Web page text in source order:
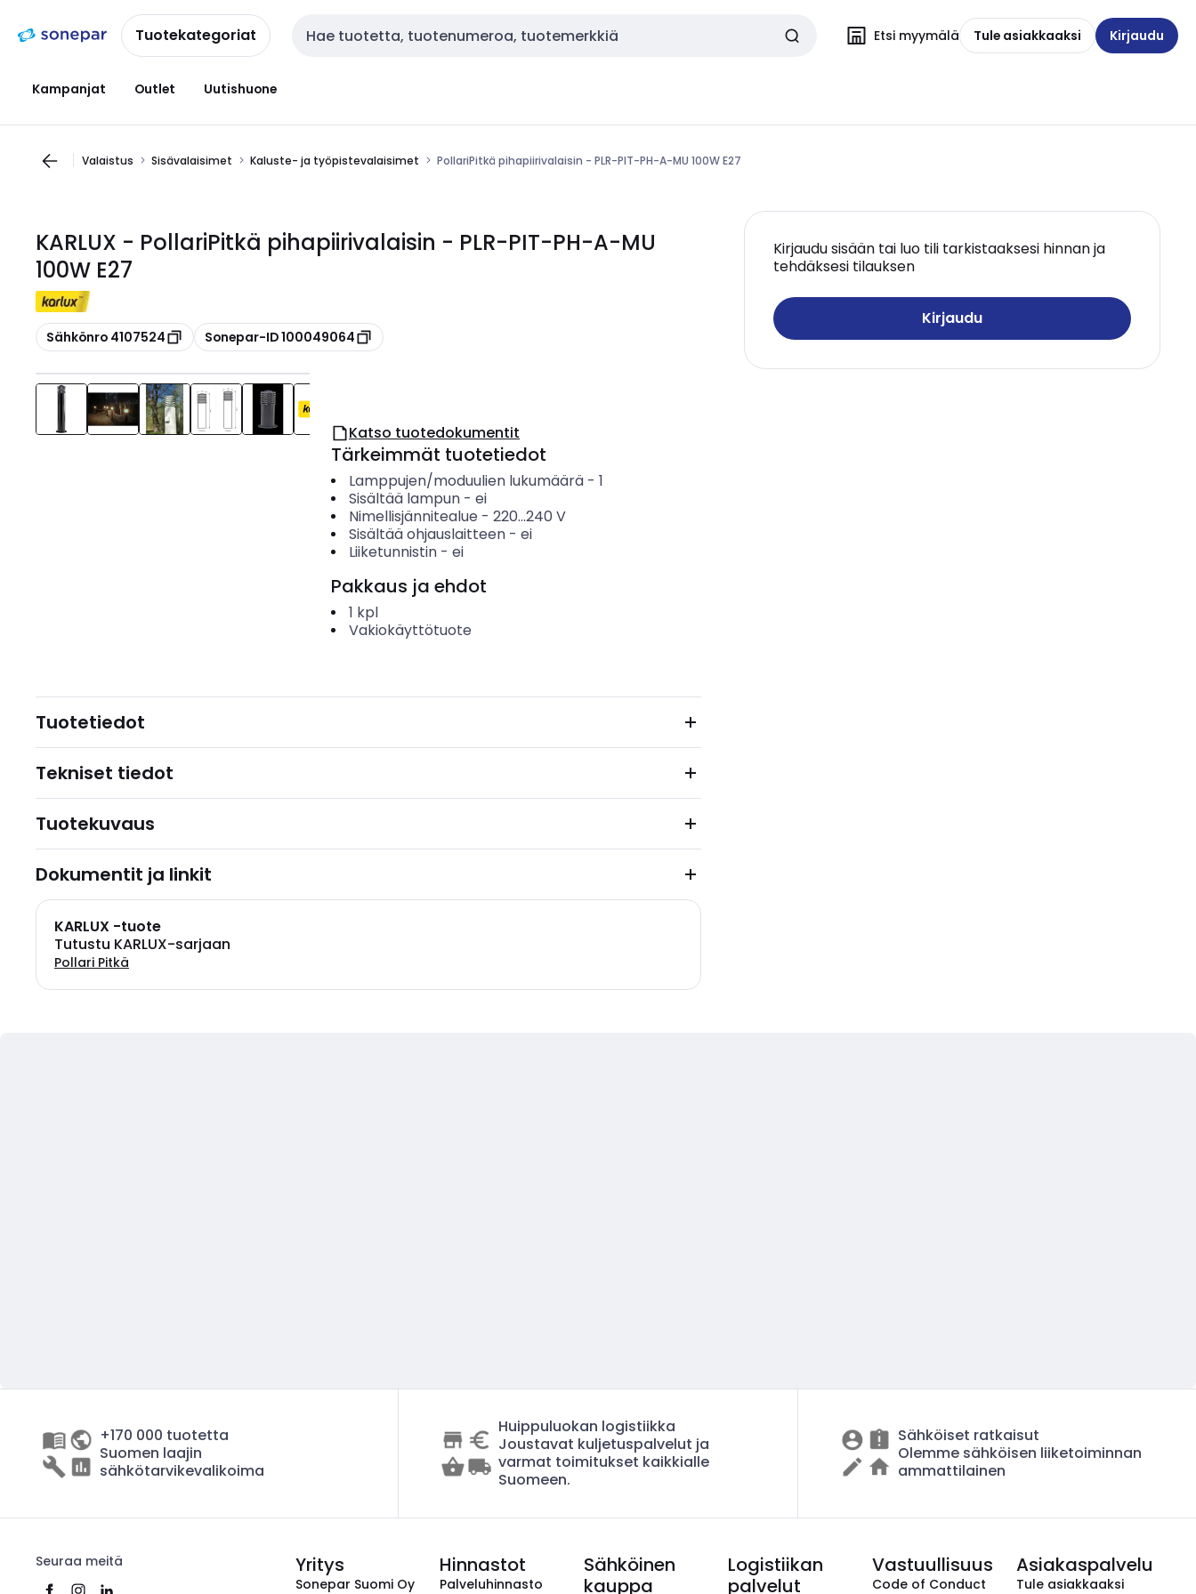
navigointiinsisältöönTuotekategoriat Haku Etsi myymälä Tule asiakkaaksi Kirjaudu
Kampanjat Outlet Uutishuone
Valaistus Sisävalaisimet Kaluste- ja työpistevalaisimet PollariPitkä pihapiirivalaisin - PLR-PIT-PH-A-MU 100W E27
KARLUX - PollariPitkä pihapiirivalaisin - PLR-PIT-PH-A-MU
100W E27
Kopioi
Sähkönro 4107524 Kopioi
Sonepar-ID 100049064
Kirjaudu sisään tai luo tili tarkistaaksesi hinnan ja
tehdäksesi tilauksen
Kirjaudu
Katso tuotedokumentit
Tärkeimmät tuotetiedot
Lamppujen/moduulien lukumäärä- 1
Sisältää lampun- ei
Nimellisjännitealue - 220...240 V
Sisältää ohjauslaitteen- ei
Liiketunnistin- ei
Pakkaus ja ehdot
1 kpl
Vakiokäyttötuote
Tuotetiedot
Tekniset tiedot
Tuotekuvaus
Dokumentit ja linkit
KARLUX -tuote
Tutustu KARLUX-sarjaan
Pollari Pitkä
+170 000 tuotetta
Suomen laajin
sähkötarvikevalikoima
Huippuluokan logistiikka
Joustavat kuljetuspalvelut ja
varmat toimitukset kaikkialle
Suomeen.
Sähköiset ratkaisut
Olemme sähköisen liiketoiminnan
ammattilainen
Seuraa meitä Yritys
Sonepar Suomi Oy
Hinnastot
Palveluhinnasto
Sähköinen
kauppa
Logistiikan
palvelut
Vastuullisuus
Code of Conduct
Asiakaspalvelu
Tule asiakkaaksi